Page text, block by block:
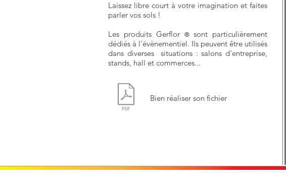
Laissez libre court à votre imagination et faites
parler vos sols !
Les produits Gerflor ® sont particulièrement
dédiés à l'évènementiel. Ils peuvent être utilisés
dans diverses situations : salons d'entreprise,
stands, hall et commerces...
Bien réaliser son fichier